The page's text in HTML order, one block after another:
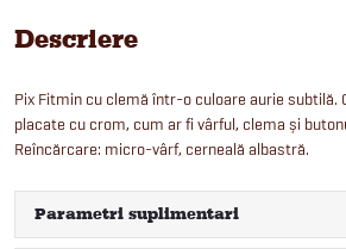
Descriere
Pix Fitmin cu clemă într-o culoare aurie subtilă.
placate cu crom, cum ar fi vârful, clema și
Reîncărcare: micro-vârf, cerneală albastră.
Parametri suplimentari